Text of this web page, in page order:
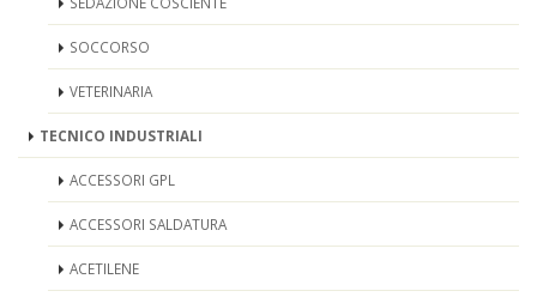
SOCCORSO
VETERINARIA
TECNICO INDUSTRIALI
ACCESSORI GPL
ACCESSORI SALDATURA
ACETILENE